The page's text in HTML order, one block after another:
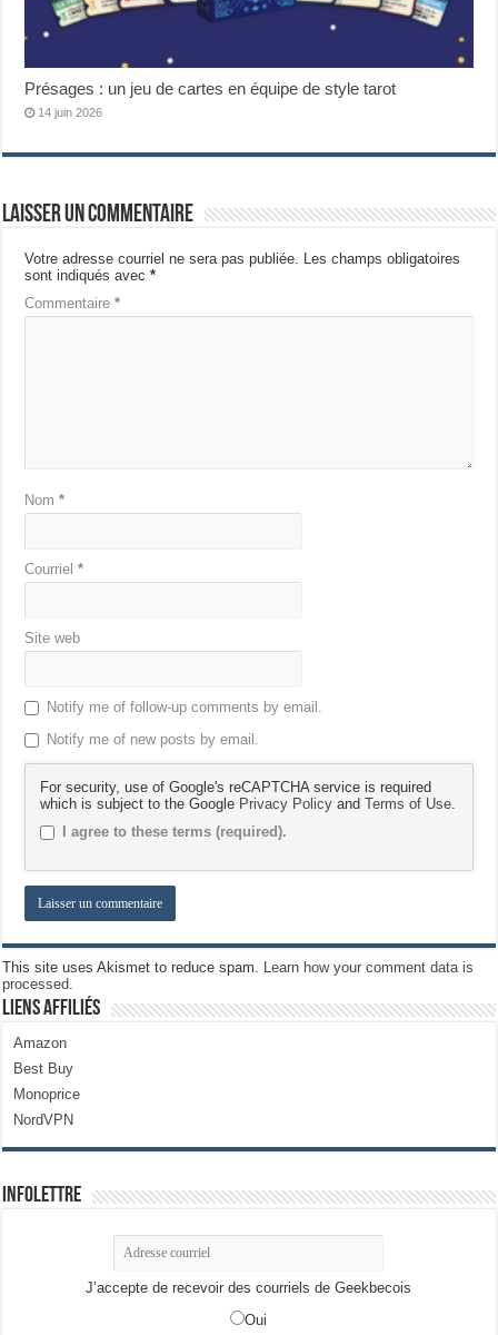
Présages : un jeu de cartes en équipe de style tarot
14 juin 2026
Laisser un commentaire
Votre adresse courriel ne sera pas publiée.
Les champs obligatoires
sont indiqués avec*
Commentaire*
Nom*
Courriel*
Site web
Notify me of follow-up comments by email.
Notify me of new posts by email.
For security, use of Google's reCAPTCHA service is required
which is subject to the Google Privacy Policy andTerms of Use
I agree to these terms (required).
This site uses Akismet to reduce spam.
Learn how your comment data is
processed.
Liens Affiliés
Amazon
Best Buy
Monoprice
NordVPN
Infolettre
J’accepte de recevoir des courriels de Geekbecois
Oui